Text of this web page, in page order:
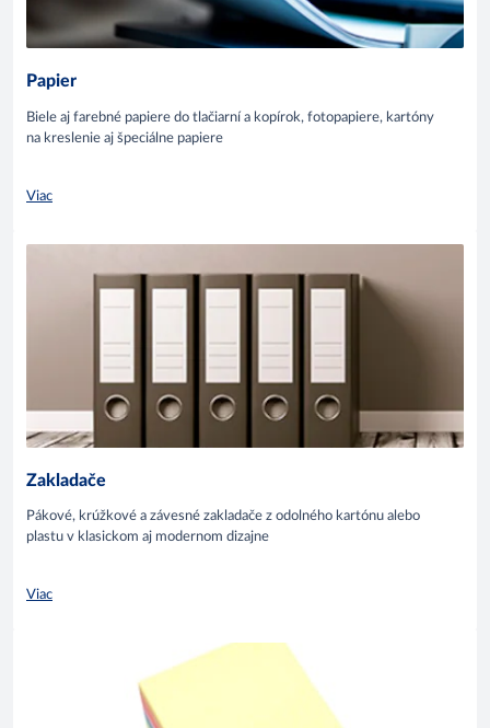
Papier
Biele aj farebné papiere do tlačiarní a kopírok, fotopapiere, kartóny
na kreslenie aj špeciálne papiere
Viac
Zakladače
Pákové, krúžkové a závesné zakladače z odolného kartónu alebo
plastu v klasickom aj modernom dizajne
Viac